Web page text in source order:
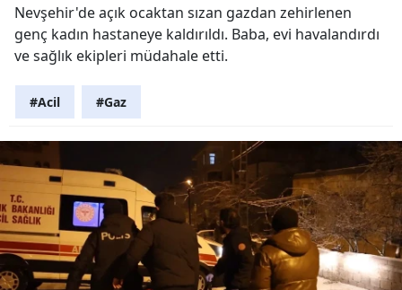
Nevşehir'de açık ocaktan sızan gazdan zehirlenen
genç kadın hastaneye kaldırıldı. Baba, evi havalandırdı
ve sağlık ekipleri müdahale etti.
#Acil #Gaz